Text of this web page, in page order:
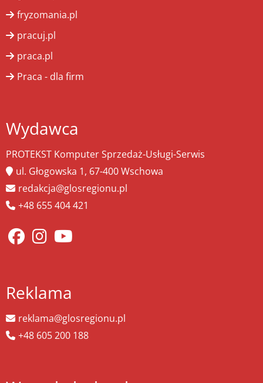
fryzomania.pl
pracuj.pl
praca.pl
Praca - dla firm
Wydawca
PROTEKST Komputer Sprzedaż-Usługi-Serwis
ul. Głogowska 1, 67-400 Wschowa
redakcja@glosregionu.pl
+48 655 404 421
Reklama
reklama@glosregionu.pl
+48 605 200 188